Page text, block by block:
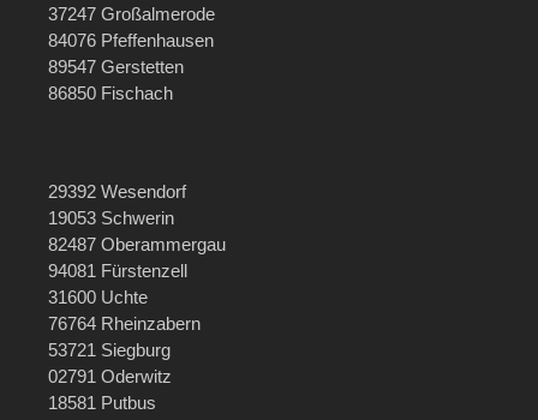
37247 Großalmerode
84076 Pfeffenhausen
89547 Gerstetten
86850 Fischach
29392 Wesendorf
19053 Schwerin
82487 Oberammergau
94081 Fürstenzell
31600 Uchte
76764 Rheinzabern
53721 Siegburg
02791 Oderwitz
18581 Putbus